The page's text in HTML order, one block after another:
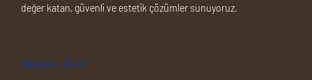
değer katan, güvenli ve estetik çözümler sunuyoruz.
Neden Biz?